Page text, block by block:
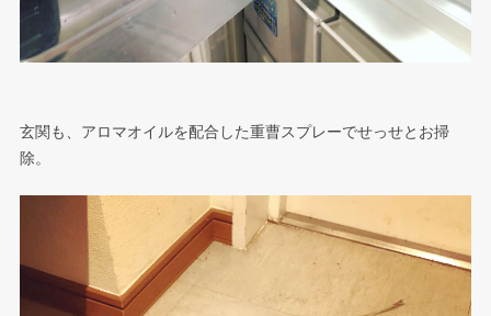
玄関も、アロマオイルを配合した重曹スプレーでせっせとお掃
除。